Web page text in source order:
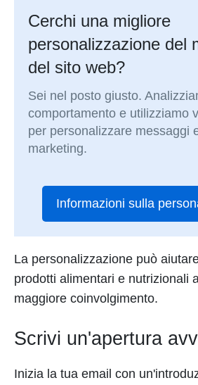
Cerchi una migliore
personalizzazione del
del sito web?
Sei nel posto giusto.
comportamento e utilizziamo
per personalizzare messaggi
marketing.
Informazioni sulla
La personalizzazione può
prodotti alimentari e nutrizionali
maggiore coinvolgimento.
Scrivi un'apertura
Inizia la tua email con